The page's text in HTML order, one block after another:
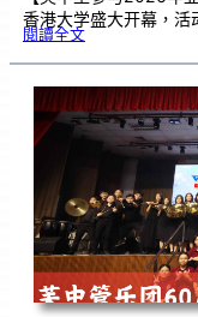
香港大学盛大开幕，
閱讀全文:芙
参
2
0
2
6
年
亚
洲科